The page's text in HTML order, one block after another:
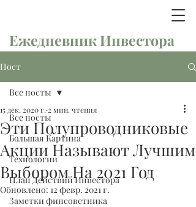
Ежедневник Инвестора
Пост
Все посты
Большая Картина
Технологии
План Действий Инвестора
Заметки финсоветника
Все посты
Эти Полупроводниковые
Акции Называют Лучшим
Выбором На 2021 Год
15 дек. 2020 г. 2 мин. чтения
Обновлено: 12 февр. 2021 г.